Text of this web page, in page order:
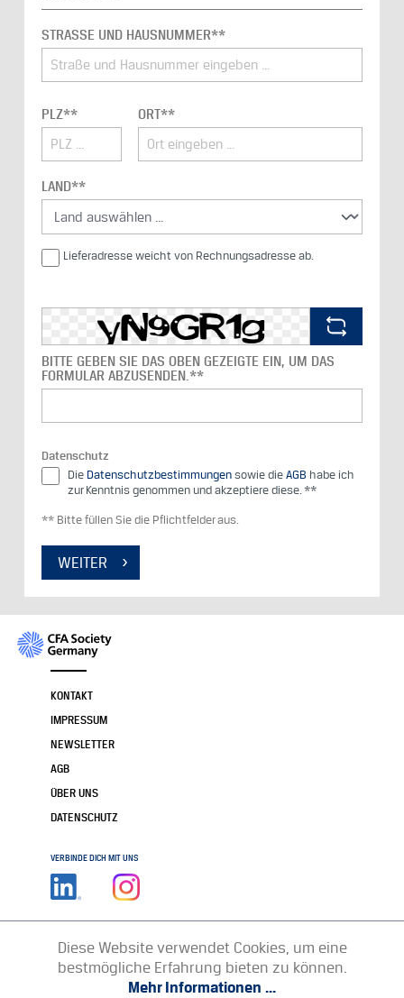
STRASSE UND HAUSNUMMER**
PLZ** ORT**
LAND**
Lieferadresse weicht von Rechnungsadresse ab.
BITTE GEBEN SIE DAS OBEN GEZEIGTE EIN, UM DAS
FORMULAR ABZUSENDEN.**
Datenschutz
Die Datenschutzbestimmungensowie dieAGB habe ich
zur Kenntnis genommen und akzeptiere diese. **
** Bitte füllen Sie die Pflichtfelder aus.
WEITER
KONTAKT
IMPRESSUM
NEWSLETTER
AGB
ÜBER UNS
DATENSCHUTZ
VERBINDE DICH MIT UNS
Diese Website verwendet Cookies, um eine
bestmögliche Erfahrung bieten zu können.
Mehr Informationen ...